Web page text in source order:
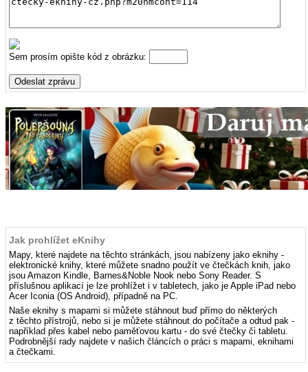
Sem prosím opište kód z obrázku:
Jak prohlížet eKnihy
Mapy, které najdete na těchto stránkách, jsou nabízeny jako eknihy -
elektronické knihy, které můžete snadno použít ve čtečkách knih, jako
jsou Amazon Kindle, Barnes&Noble Nook nebo Sony Reader. S
příslušnou aplikací je lze prohlížet i v tabletech, jako je Apple iPad nebo
Acer Iconia (OS Android), případně na PC.
Naše eknihy s mapami si můžete stáhnout buď přímo do některých
z těchto přístrojů, nebo si je můžete stáhnout do počítače a odtud pak -
například přes kabel nebo paměťovou kartu - do své čtečky či tabletu.
Podrobnější rady najdete v našich článcích o práci s mapami, eknihami
a čtečkami.